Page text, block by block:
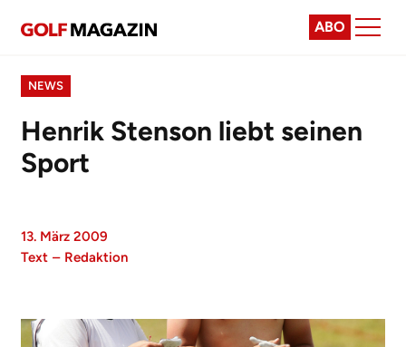
ABO
NEWS
Henrik Stenson liebt seinen
Sport
13. März 2009
Text – Redaktion